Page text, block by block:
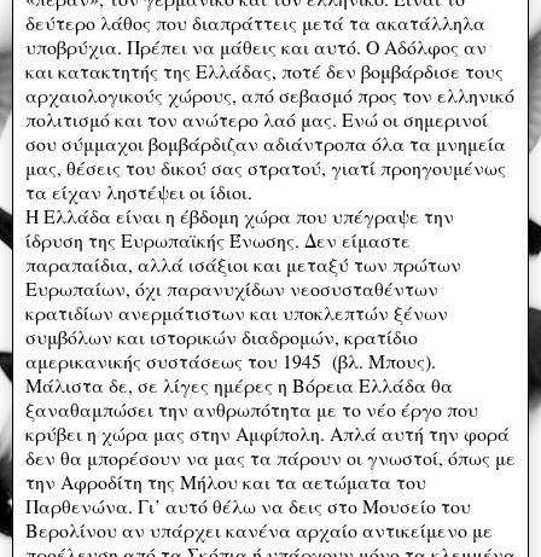
δεύτερο λάθος που διαπράττεις μετά τα ακατάλληλα
υποβρύχια. Πρέπει να μάθεις και αυτό. Ο Αδόλφος αν
και κατακτητής της Ελλάδας, ποτέ δεν βομβάρδισε τους
αρχαιολογικούς χώρους, από σεβασμό προς τον ελληνικό
πολιτισμό και τον ανώτερο λαό μας. Ενώ οι σημερινοί
σου σύμμαχοι βομβάρδιζαν αδιάντροπα όλα τα μνημεία
μας, θέσεις του δικού σας στρατού, γιατί προηγουμένως
τα είχαν ληστέψει οι ίδιοι.
Η Ελλάδα είναι η έβδομη χώρα που υπέγραψε την
ίδρυση της Ευρωπαϊκής Ένωσης. Δεν είμαστε
παραπαίδια, αλλά ισάξιοι και μεταξύ των πρώτων
Ευρωπαίων, όχι παρανυχίδων νεοσυσταθέντων
κρατιδίων ανερμάτιστων και υποκλεπτών ξένων
συμβόλων και ιστορικών διαδρομών, κρατίδιο
αμερικανικής συστάσεως του 1945 (βλ. Μπους).
Μάλιστα δε, σε λίγες ημέρες η Βόρεια Ελλάδα θα
ξαναθαμπώσει την ανθρωπότητα με το νέο έργο που
κρύβει η χώρα μας στην Αμφίπολη. Απλά αυτή την φορά
δεν θα μπορέσουν να μας τα πάρουν οι γνωστοί, όπως με
την Αφροδίτη της Μήλου και τα αετώματα του
Παρθενώνα. Γι’ αυτό θέλω να δεις στο Μουσείο του
Βερολίνου αν υπάρχει κανένα αρχαίο αντικείμενο με